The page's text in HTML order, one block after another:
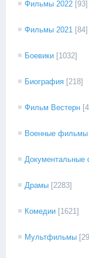
Фильмы 2022 [93]
Фильмы 2021 [84]
Боевики [1032]
Биография [218]
Фильм Вестерн
Военные фильмы
Драмы [2283]
Комедии [1621]
Мультфильмы